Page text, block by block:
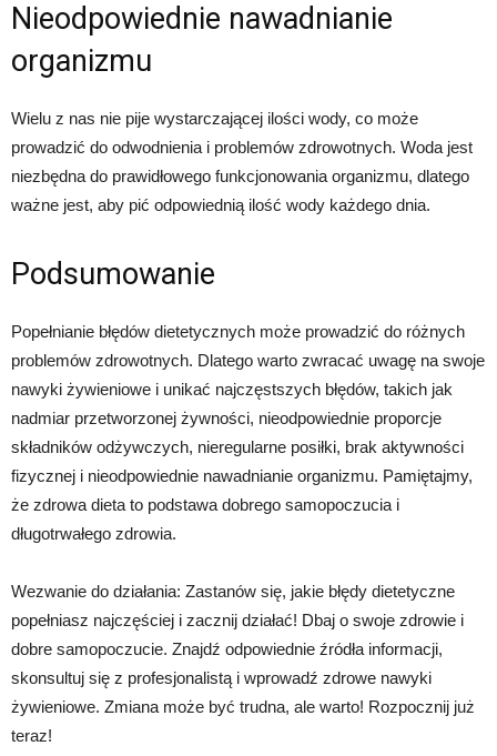
Nieodpowiednie nawadnianie
organizmu
Wielu z nas nie pije wystarczającej ilości wody, co może
prowadzić do odwodnienia i problemów zdrowotnych. Woda jest
niezbędna do prawidłowego funkcjonowania organizmu, dlatego
ważne jest, aby pić odpowiednią ilość wody każdego dnia.
Podsumowanie
Popełnianie błędów dietetycznych może prowadzić do różnych
problemów zdrowotnych. Dlatego warto zwracać uwagę na swoje
nawyki żywieniowe i unikać najczęstszych błędów, takich jak
nadmiar przetworzonej żywności, nieodpowiednie proporcje
składników odżywczych, nieregularne posiłki, brak aktywności
fizycznej i nieodpowiednie nawadnianie organizmu. Pamiętajmy,
że zdrowa dieta to podstawa dobrego samopoczucia i
długotrwałego zdrowia.
Wezwanie do działania: Zastanów się, jakie błędy dietetyczne
popełniasz najczęściej i zacznij działać! Dbaj o swoje zdrowie i
dobre samopoczucie. Znajdź odpowiednie źródła informacji,
skonsultuj się z profesjonalistą i wprowadź zdrowe nawyki
żywieniowe. Zmiana może być trudna, ale warto! Rozpocznij już
teraz!